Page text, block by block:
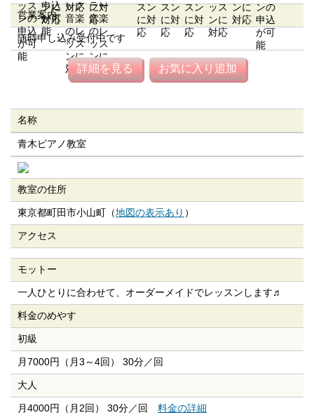
営業案内
随時申し込み受付中です
詳細を見る お気に入り追加
名称
青木ピアノ教室
教室の住所
東京都町田市小山町（地図の表示あり ）
アクセス
モットー
一人ひとりに合わせて、オーダーメイドでレッスンします♬
料金のめやす
初級
月7000円（月3～4回） 30分／回
大人
月4000円（月2回） 30分／回 料金の詳細